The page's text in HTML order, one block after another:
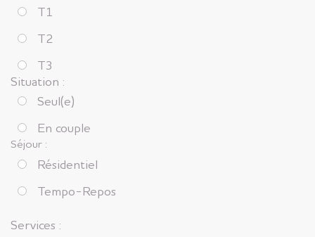
T1
T2
T3
Situation :
Seul(e)
En couple
Séjour :
Résidentiel
Tempo-Repos
Services :